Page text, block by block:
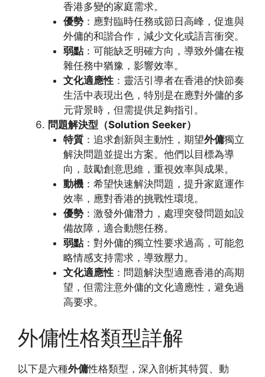
香港多變的家庭需求。
優勢：應對臨時任務或節日高峰，促進與
外傭的和諧合作，減少文化或語言衝突。
弱點：可能缺乏明確方向，導致外傭在複
雜任務中猶豫，影響效率。
文化適應性：靈活引導者在香港的快節奏
生活中表現出色，特別是在應對外傭的多
元背景時，但需提供足夠指引。
問題解決型（Solution Seeker）
特質：追求創新與主動性，期望外傭獨立
解決問題並提出方案。他們以目標為導
向，鼓勵創意思維，重視效率與成果。
動機：希望快速解決問題，提升家庭運作
效率，應對香港的挑戰性環境。
優勢：激發外傭潛力，處理突發問題如設
備故障，適合動態任務。
弱點：對外傭的獨立性要求過高，可能忽
略情感支持需求，導致壓力。
文化適應性：問題解決型適應香港的高期
望，但需注意外傭的文化適應性，避免過
高要求。
外傭性格類型詳解
以下是六種外傭性格類型，深入剖析其特質、動